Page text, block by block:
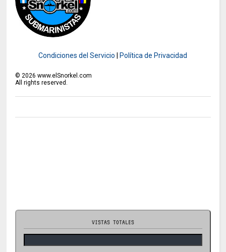
Condiciones del Servicio Política de Privacidad
© 2026 www.elSnorkel.com
All rights reserved.
VISTAS TOTALES